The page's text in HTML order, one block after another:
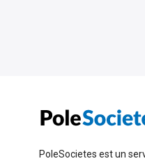
PoleSocietes est un